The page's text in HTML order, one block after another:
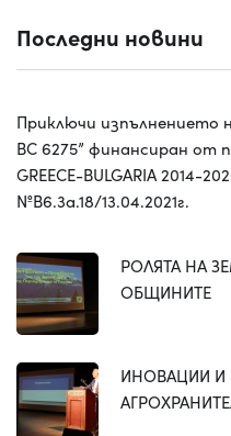
Последни новини
Приключи изпълнението
BC 6275” финансиран от
GREECE-BULGARIA 2014-
№B6.3a.18/13.04.2021г.
РОЛЯТА НА
ОБЩИНИТЕ
ИНОВАЦИИ И